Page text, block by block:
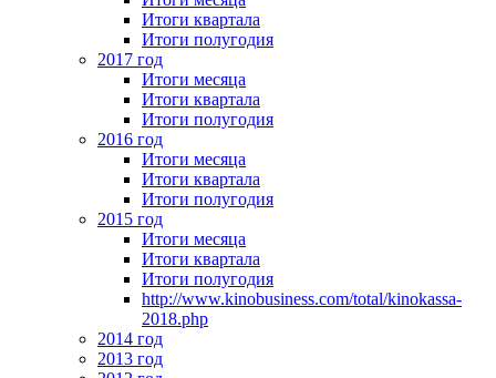
Итоги квартала
Итоги полугодия
2017 год
Итоги месяца
Итоги квартала
Итоги полугодия
2016 год
Итоги месяца
Итоги квартала
Итоги полугодия
2015 год
Итоги месяца
Итоги квартала
Итоги полугодия
http://www.kinobusiness.com/total/kinokassa-
2018.php
2014 год
2013 год